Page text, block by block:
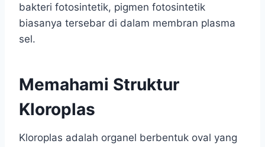
bakteri fotosintetik, pigmen fotosintetik
biasanya tersebar di dalam membran plasma
sel.
Memahami Struktur
Kloroplas
Kloroplas adalah organel berbentuk oval yang